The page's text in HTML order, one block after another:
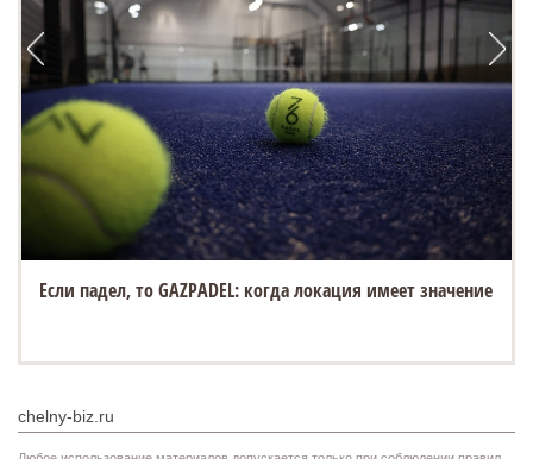
Если падел, то GAZPADEL: когда локация имеет значение
chelny-biz.ru